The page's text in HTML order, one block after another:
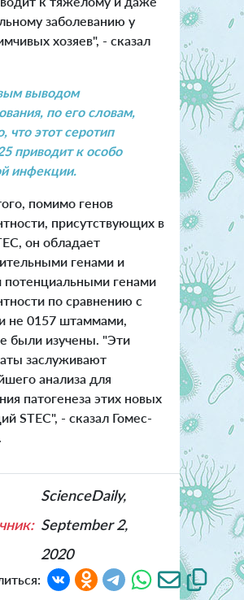
заболеванию у
хозяев", - сказал
выводом
по его словам,
что этот серотип
приводит к особо
инфекции.
помимо генов
присутствующих в
он обладает
генами и
потенциальными генами
по сравнению с
не 0157 штаммами,
были изучены. "Эти
заслуживают
анализа для
патогенеза этих новых
STEC", - сказал Гомес-
ScienceDaily,
September 2,
2020